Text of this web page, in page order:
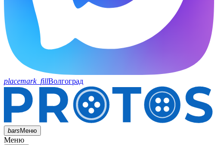
placemark_fillВолгоград
barsМеню
Меню